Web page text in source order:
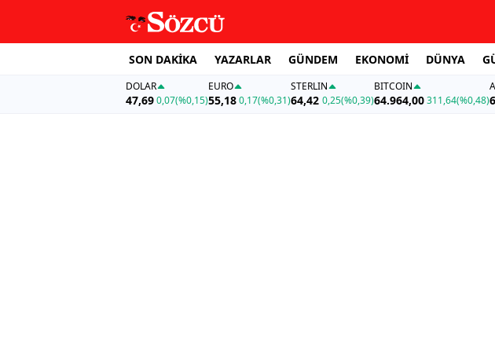
SON DAKİKA YAZARLAR GÜNDEM EKONOMİ DÜNYA
DOLAR
47,690,07(%0,15)
EURO
55,18 0,17(%0,31)
STERLIN
64,42 0,25(%0,39)
BITCOIN
64.964,00311,64(%0,48)